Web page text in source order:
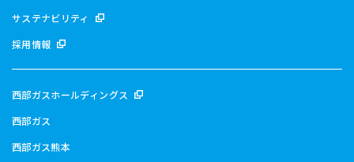
サステナビリティ
採用情報
西部ガスホールディングス
西部ガス
西部ガス熊本